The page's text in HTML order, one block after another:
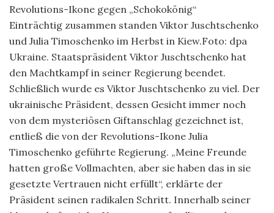
Revolutions-Ikone gegen „Schokokönig“
Einträchtig zusammen standen Viktor Juschtschenko
und Julia Timoschenko im Herbst in Kiew.Foto: dpa
Ukraine. Staatspräsident Viktor Juschtschenko hat
den Machtkampf in seiner Regierung beendet.
Schließlich wurde es Viktor Juschtschenko zu viel. Der
ukrainische Präsident, dessen Gesicht immer noch
von dem mysteriösen Giftanschlag gezeichnet ist,
entließ die von der Revolutions-Ikone Julia
Timoschenko geführte Regierung. „Meine Freunde
hatten große Vollmachten, aber sie haben das in sie
gesetzte Vertrauen nicht erfüllt“, erklärte der
Präsident seinen radikalen Schritt. Innerhalb seiner